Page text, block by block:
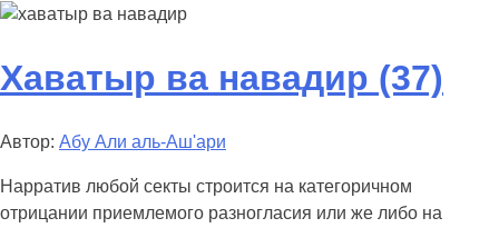
Хаватыр ва навадир (37)
Автор: Абу Али аль-Аш'ари
Нарратив любой секты строится на категоричном
отрицании приемлемого разногласия или же либо на